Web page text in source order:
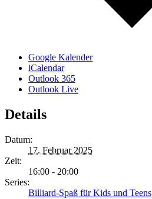
Google Kalender
iCalendar
Outlook 365
Outlook Live
Details
Datum:
17. Februar 2025
Zeit:
16:00 - 20:00
Series:
Billiard-Spaß für Kids und Teens